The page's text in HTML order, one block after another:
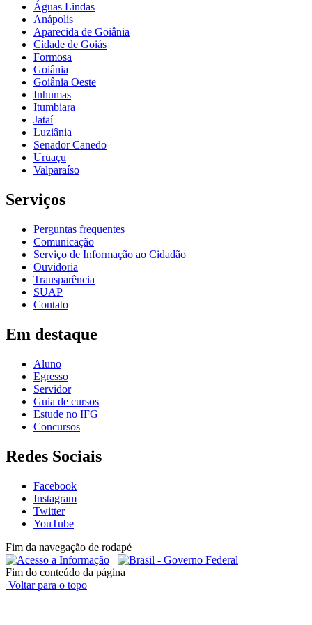
Águas Lindas
Anápolis
Aparecida de Goiânia
Cidade de Goiás
Formosa
Goiânia
Goiânia Oeste
Inhumas
Itumbiara
Jataí
Luziânia
Senador Canedo
Uruaçu
Valparaíso
Serviços
Perguntas frequentes
Comunicação
Serviço de Informação ao Cidadão
Ouvidoria
Transparência
SUAP
Contato
Em destaque
Aluno
Egresso
Servidor
Guia de cursos
Estude no IFG
Concursos
Redes Sociais
Facebook
Instagram
Twitter
YouTube
Fim da navegação de rodapé
Fim do conteúdo da página
Voltar para o topo